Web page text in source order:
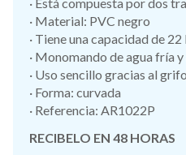
· Material: PVC negro
· Tiene una capacidad de
· Monomando de agua fría
· Uso sencillo gracias al
· Forma: curvada
· Referencia: AR1022P
RECIBELO EN 48 HORAS